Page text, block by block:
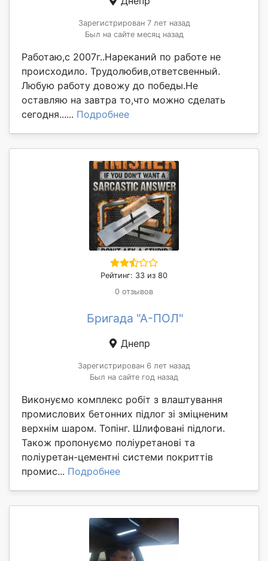
Зарегистрирован 7 лет назад
Был на сайте месяц назад
Работаю,с 2007г..Нареканий по работе не
происходило. Трудолюбив,ответсвенный.
Любую работу довожу до победы.Не
оставляю на завтра то,что можно сделать
сегодня...... Подробнее
Рейтинг: 33 из 80
0 отзывов
Бригада "А-ПОЛ"
Днепр
Зарегистрирован 6 лет назад
Был на сайте год назад
Виконуємо комплекс робіт з влаштування
промислових бетонних підлог зі зміцненим
верхнім шаром. Топінг. Шлифовані підлоги.
Також пропонуємо поліуретанові та
поліуретан-цементні системи покриттів
промис... Подробнее